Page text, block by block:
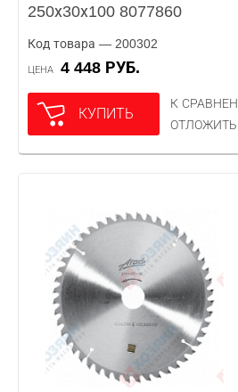
250х30х100 8077860
Код товара — 200302
ЦЕНА 4 448 РУБ.
КУПИТЬ
К
ОТЛОЖИТЬ